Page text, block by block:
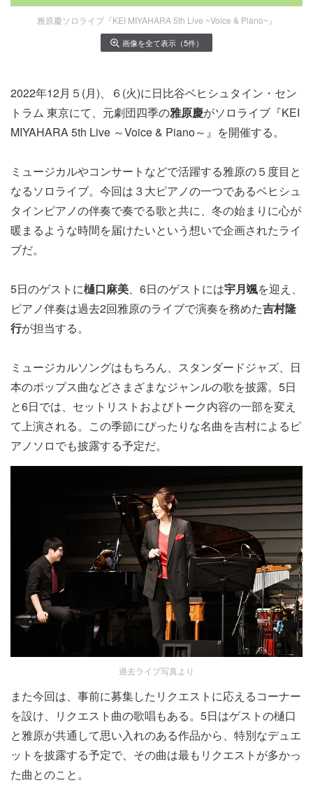
雅原慶ソロライブ『KEI MIYAHARA 5th Live ~Voice & Piano~』
画像を全て表示（5件）
2022年12月５(月)、６(火)に日比谷ベヒシュタイン・セン
トラム 東京にて、元劇団四季の雅原慶がソロライブ『KEI
MIYAHARA 5th Live ～Voice & Piano～』を開催する。
ミュージカルやコンサートなどで活躍する雅原の５度目と
なるソロライブ。今回は３大ピアノの一つであるベヒシュ
タインピアノの伴奏で奏でる歌と共に、冬の始まりに心が
暖まるような時間を届けたいという想いで企画されたライ
ブだ。
5日のゲストに樋口麻美、6日のゲストには宇月颯を迎え、
ピアノ伴奏は過去2回雅原のライブで演奏を務めた吉村隆
行が担当する。
ミュージカルソングはもちろん、スタンダードジャズ、日
本のポップス曲などさまざまなジャンルの歌を披露。5日
と6日では、セットリストおよびトーク内容の一部を変え
て上演される。この季節にぴったりな名曲を吉村によるピ
アノソロでも披露する予定だ。
過去ライブ写真より
また今回は、事前に募集したリクエストに応えるコーナー
を設け、リクエスト曲の歌唱もある。5日はゲストの樋口
と雅原が共通して思い入れのある作品から、特別なデュエ
ットを披露する予定で、その曲は最もリクエストが多かっ
た曲とのこと。